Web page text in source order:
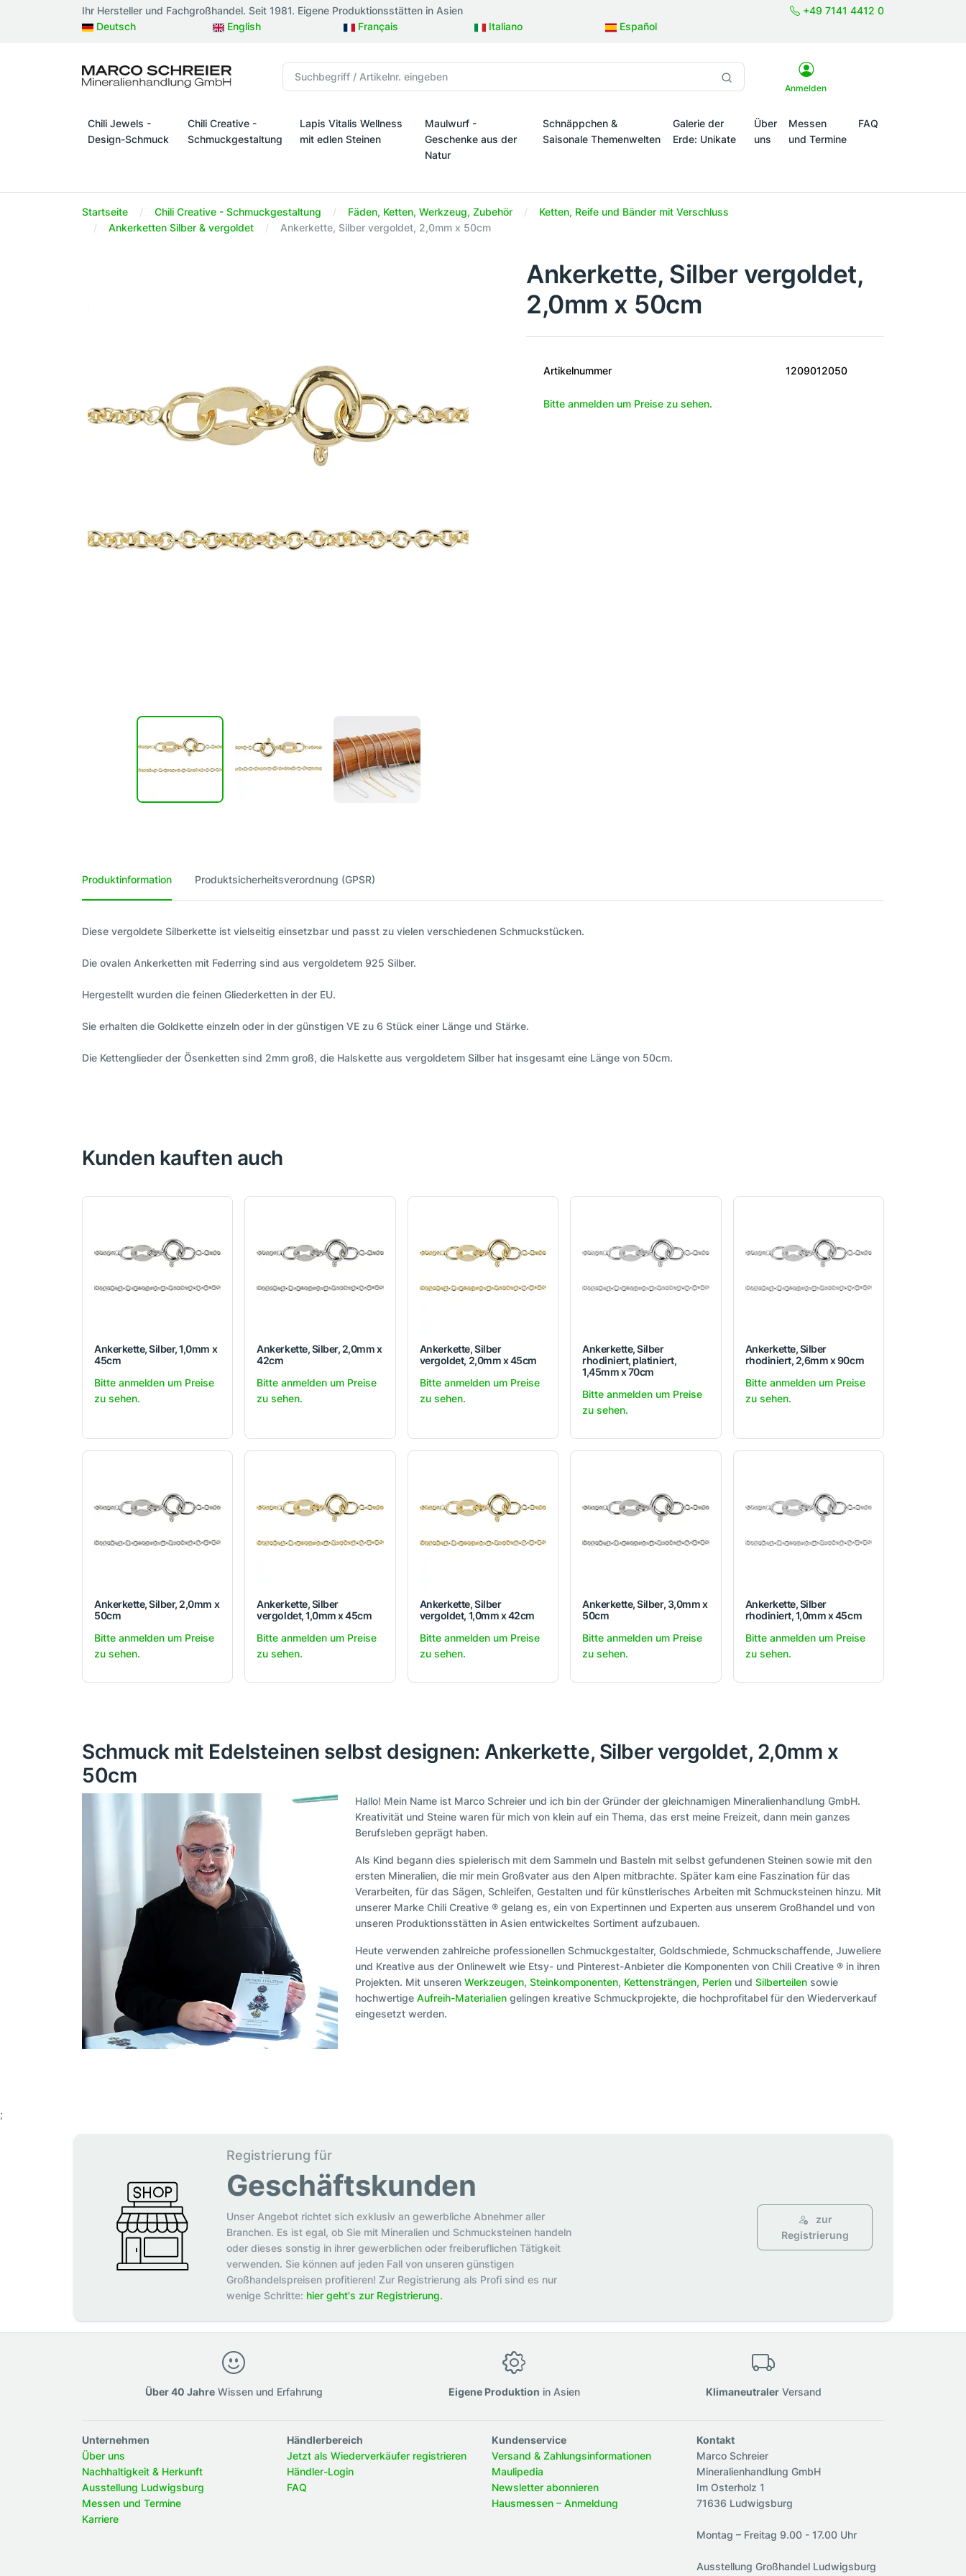
Ihr Hersteller und Fachgroßhandel. Seit 1981. Eigene Produktionsstätten in Asien
+49 7141 4412 0
Deutsch
English Français Italiano Español
Anmelden
Chili Jewels -
Design-Schmuck
Chili Creative -
Schmuckgestaltung
Lapis Vitalis Wellness
mit edlen Steinen
Maulwurf -
Geschenke aus der
Natur
Schnäppchen &
Saisonale Themenwelten
Galerie der
Erde: Unikate
Über
uns
Messen
und Termine
FAQ
Startseite Chili Creative - Schmuckgestaltung Fäden, Ketten, Werkzeug, Zubehör
Ketten, Reife und Bänder mit Verschluss
Ankerketten Silber & vergoldet
Ankerkette, Silber vergoldet, 2,0mm x 50cm
Ankerkette, Silber vergoldet,
2,0mm x 50cm
Artikelnummer 1209012050
Bitte anmelden um Preise zu sehen.
Produktinformation Produktsicherheitsverordnung (GPSR)
Diese vergoldete Silberkette ist vielseitig einsetzbar und passt zu vielen verschiedenen Schmuckstücken.
Die ovalen Ankerketten mit Federring sind aus vergoldetem 925 Silber.
Hergestellt wurden die feinen Gliederketten in der EU.
Sie erhalten die Goldkette einzeln oder in der günstigen VE zu 6 Stück einer Länge und Stärke.
Die Kettenglieder der Ösenketten sind 2mm groß, die Halskette aus vergoldetem Silber hat insgesamt eine Länge von 50cm.
Kunden kauften auch
Ankerkette, Silber, 1,0mm x
45cm
Bitte anmelden um Preise
zu sehen.
Ankerkette, Silber, 2,0mm x
42cm
Bitte anmelden um Preise
zu sehen.
Ankerkette, Silber
vergoldet, 2,0mm x 45cm
Bitte anmelden um Preise
zu sehen.
Ankerkette, Silber
rhodiniert, platiniert,
1,45mm x 70cm
Bitte anmelden um Preise
zu sehen.
Ankerkette, Silber
rhodiniert, 2,6mm x 90cm
Bitte anmelden um Preise
zu sehen.
Ankerkette, Silber, 2,0mm x
50cm
Bitte anmelden um Preise
zu sehen.
Ankerkette, Silber
vergoldet, 1,0mm x 45cm
Bitte anmelden um Preise
zu sehen.
Ankerkette, Silber
vergoldet, 1,0mm x 42cm
Bitte anmelden um Preise
zu sehen.
Ankerkette, Silber, 3,0mm x
50cm
Bitte anmelden um Preise
zu sehen.
Ankerkette, Silber
rhodiniert, 1,0mm x 45cm
Bitte anmelden um Preise
zu sehen.
Schmuck mit Edelsteinen selbst designen: Ankerkette, Silber vergoldet, 2,0mm x
50cm
Hallo! Mein Name ist Marco Schreier und ich bin der Gründer der gleichnamigen Mineralienhandlung GmbH.
Kreativität und Steine waren für mich von klein auf ein Thema, das erst meine Freizeit, dann mein ganzes
Berufsleben geprägt haben.
Als Kind begann dies spielerisch mit dem Sammeln und Basteln mit selbst gefundenen Steinen sowie mit den
ersten Mineralien, die mir mein Großvater aus den Alpen mitbrachte. Später kam eine Faszination für das
Verarbeiten, für das Sägen, Schleifen, Gestalten und für künstlerisches Arbeiten mit Schmucksteinen hinzu. Mit
unserer Marke Chili Creative ® gelang es, ein von Expertinnen und Experten aus unserem Großhandel und von
unseren Produktionsstätten in Asien entwickeltes Sortiment aufzubauen.
Heute verwenden zahlreiche professionellen Schmuckgestalter, Goldschmiede, Schmuckschaffende, Juweliere
und Kreative aus der Onlinewelt wie Etsy- und Pinterest-Anbieter die Komponenten von Chili Creative ® in ihren
Projekten. Mit unseren Werkzeugen, Steinkomponenten, Kettensträngen, Perlen und Silberteilen sowie
hochwertige Aufreih-Materialien gelingen kreative Schmuckprojekte, die hochprofitabel für den Wiederverkauf
eingesetzt werden.
;
Registrierung für
Geschäftskunden
Unser Angebot richtet sich exklusiv an gewerbliche Abnehmer aller
Branchen. Es ist egal, ob Sie mit Mineralien und Schmucksteinen handeln
oder dieses sonstig in ihrer gewerblichen oder freiberuflichen Tätigkeit
verwenden. Sie können auf jeden Fall von unseren günstigen
Großhandelspreisen profitieren! Zur Registrierung als Profi sind es nur
wenige Schritte: hier geht's zur Registrierung.
zur
Registrierung
Über 40 JahreWissen und Erfahrung Eigene Produktion in Asien KlimaneutralerVersand
Unternehmen
Über uns
Nachhaltigkeit & Herkunft
Ausstellung Ludwigsburg
Messen und Termine
Karriere
Händlerbereich
Jetzt als Wiederverkäufer registrieren
Händler-Login
FAQ
Kundenservice
Versand & Zahlungsinformationen
Maulipedia
Newsletter abonnieren
Hausmessen – Anmeldung
Kontakt
Marco Schreier
Mineralienhandlung GmbH
Im Osterholz 1
71636 Ludwigsburg
Montag – Freitag 9.00 - 17.00 Uhr
Ausstellung Großhandel Ludwigsburg